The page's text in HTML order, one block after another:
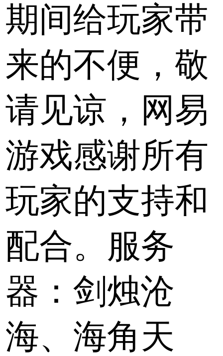
期间给玩家带
来的不便，敬
请见谅，网易
游戏感谢所有
玩家的支持和
配合。服务
器：剑烛沧
海、海角天